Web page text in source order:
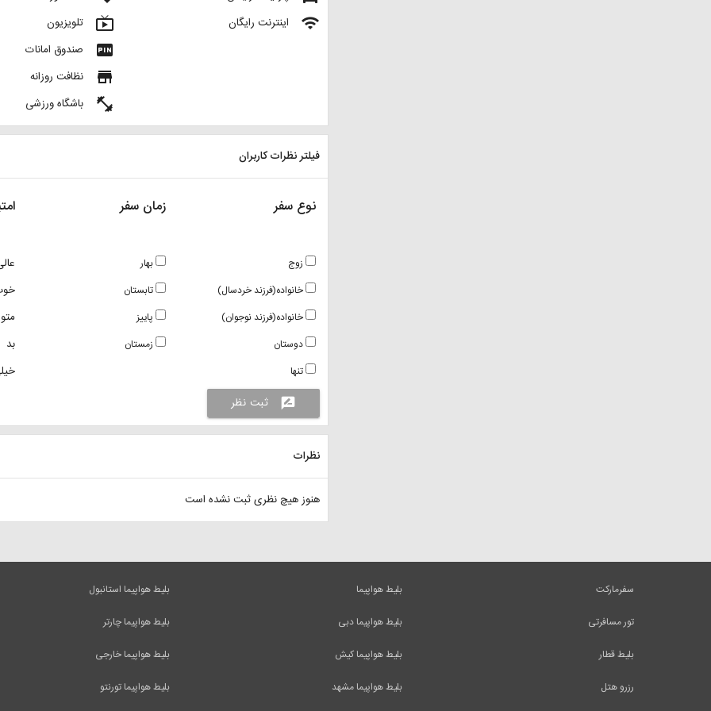
live_tv تلویزیون
fiber_pin صندوق امانات
store نظافت روزانه
fitness_center باشگاه ورزشی
wifi اینترنت رایگان
فیلتر نظرات کاربران
بد
زمان سفر
بهار
تابستان
پاییز
زمستان
نوع سفر
زوج
خانواده(فرزند خردسال)
خانواده(فرزند نوجوان)
دوستان
تنها
rate_review
ثبت نظر
نظرات
هنوز هیچ نظری ثبت نشده است
بلیط هواپیما استانبول
بلیط هواپیما چارتر
بلیط هواپیما خارجی
بلیط هواپیما تورنتو
بلیط هواپیما
بلیط هواپیما دبی
بلیط هواپیما کیش
بلیط هواپیما مشهد
سفرمارکت
تور مسافرتی
بلیط قطار
رزرو هتل